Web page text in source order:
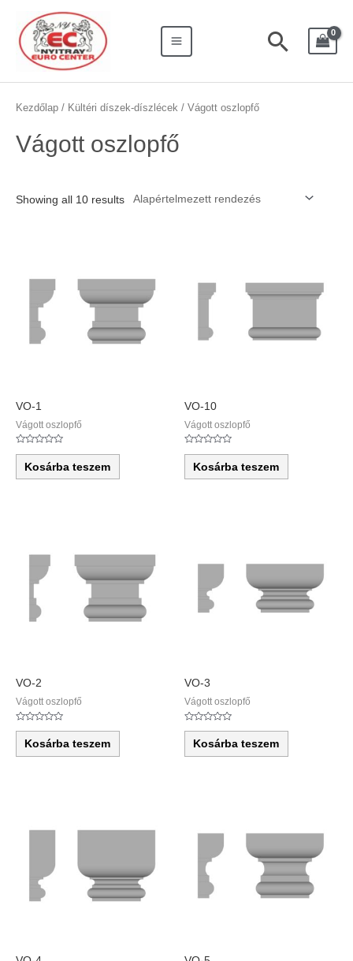
content
Menu
Search
Kezdőlap / Kültéri díszek-díszlécek / Vágott oszlopfő
Vágott oszlopfő
Showing all 10 results
VO-1
Vágott oszlopfő
Értékelés:
5
Kosárba teszem
VO-10
Vágott oszlopfő
Értékelés:
5
Kosárba teszem
VO-2
Vágott oszlopfő
Értékelés:
5
Kosárba teszem
VO-3
Vágott oszlopfő
Értékelés:
5
Kosárba teszem
for: